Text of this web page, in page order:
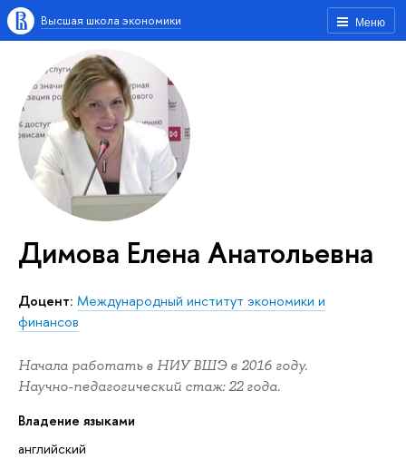
Меню
Высшая школа экономики
Димова Елена Анатольевна
доцент: Международный институт экономики и
финансов
Начала работать в НИУ ВШЭ в 2016 году.
Научно-педагогический стаж: 22 года.
Владение языками
английский